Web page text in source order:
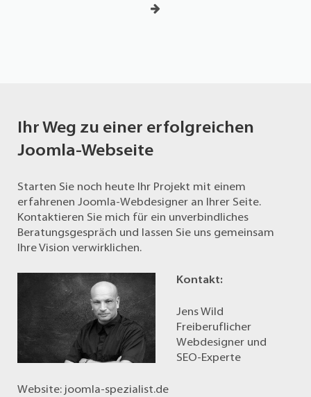
Ihr Weg zu einer erfolgreichen
Joomla-Webseite
Starten Sie noch heute Ihr Projekt mit einem
erfahrenen Joomla-Webdesigner an Ihrer Seite.
Kontaktieren Sie mich für ein unverbindliches
Beratungsgespräch und lassen Sie uns gemeinsam
Ihre Vision verwirklichen.
Kontakt:
Jens Wild
Freiberuflicher
Webdesigner und
SEO-Experte
Website: joomla-spezialist.de